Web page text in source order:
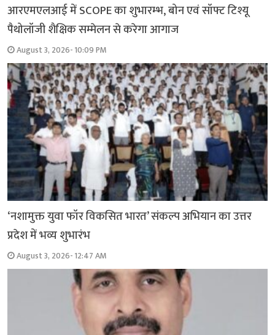
आरएमएलआई में SCOPE का शुभारम्भ, बोन एवं सॉफ्ट टिश्यू
पैथोलॉजी शैक्षिक सम्मेलन से करेगा आगाज
August 3, 2026- 10:09 PM
‘नशामुक्त युवा फॉर विकसित भारत’ संकल्प अभियान का उत्तर
प्रदेश में भव्य शुभारंभ
August 3, 2026- 12:47 AM